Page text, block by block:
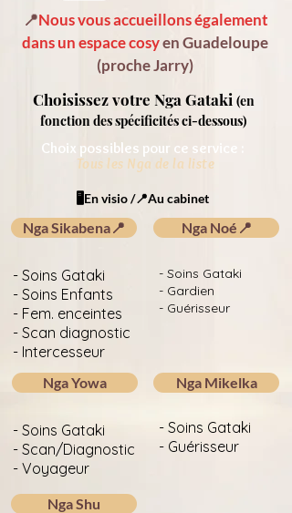
📍Nous vous accueillons également
dans un espace cosyen Guadeloupe
(proche Jarry)
Choisissez votre Nga Gataki (en
fonction des spécificitésci-dessous)
Choix possibles pour ce service :
Tous les Nga de la liste
🖥️En visio /📍Au cabinet
Nga Sikabena📍
- Soins Gataki
- Soins Enfants
- Fem. enceintes
- Scan diagnostic
- Intercesseur
Nga Yowa
- Soins Gataki
- Scan/Diagnostic
- Voyageur
Nga Noé📍
- Soins Gataki
- Gardien
- Guérisseur
Nga Mikelka
- Soins Gataki
- Guérisseur
Nga Shu